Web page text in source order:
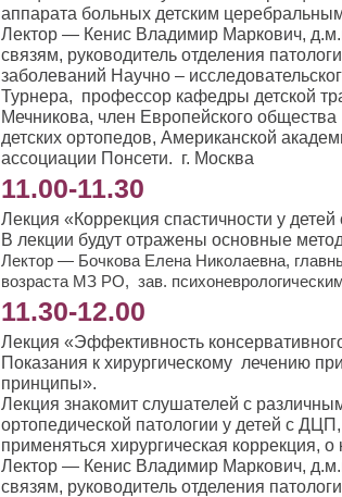
аппарата больных детским
Лектор — Кенис Владимир Маркович,
связям, руководитель отделения
заболеваний Научно –
Турнера, профессор кафедры детской
Мечникова, член Европейского общества
детских ортопедов, Американской
ассоциации Понсети. г. Москва
11.00-11.30
Лекция «Коррекция спастичности у
В лекции будут отражены основные
Лектор — Бочкова Елена Николаевна,
возраста МЗ РО, зав.
11.30-12.00
Лекция «Эффективность
Показания к хирургическому лечению
принципы».
Лекция знакомит слушателей с
ортопедической патологии у детей с
применяться хирургическая коррекция,
Лектор — Кенис Владимир Маркович,
связям, руководитель отделения